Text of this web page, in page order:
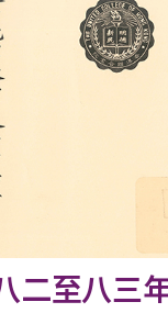
二至八三